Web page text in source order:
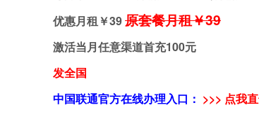
优惠月租￥39原套餐月租￥39
激活当月任意渠道首充100元
发全国
中国联通官方在线办理入口： >>> 点我